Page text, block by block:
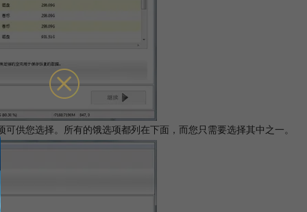
供您选择。所有的饿选项都列在下面，而您只需要选择其中之一。